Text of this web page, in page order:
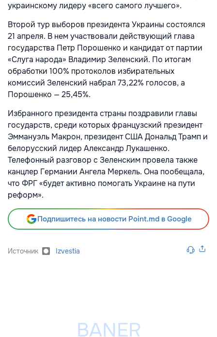
украинскому лидеру «всего самого лучшего».
Второй тур выборов президента Украины состоялся
21 апреля. В нем участвовали действующий глава
государства Петр Порошенко и кандидат от партии
«Слуга народа» Владимир Зеленский. По итогам
обработки 100% протоколов избирательных
комиссий Зеленский набрал 73,22% голосов, а
Порошенко — 25,45%.
Избранного президента страны поздравили главы
государств, среди которых французский президент
Эммануэль Макрон, президент США Дональд Трамп и
белорусский лидер Александр Лукашенко.
Телефонный разговор с Зеленским провела также
канцлер Германии Ангела Меркель. Она пообещала,
что ФРГ «будет активно помогать Украине на пути
реформ».
Подпишитесь на новости Point.md в Google
Источник Izvestia